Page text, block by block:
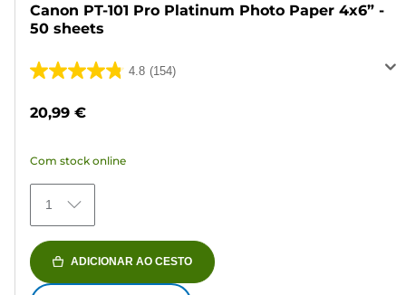
Canon PT-101 Pro Platinum Photo Paper 4x6” -
50 sheets
4.8 (154)
4.8
154
análises
20,99 €
Com stock online
1
ADICIONAR AO CESTO